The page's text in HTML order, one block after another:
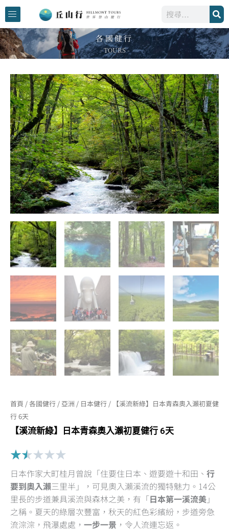
跳
至
主
要
內
搜
各國健行
- TOURS -
首頁 /各國健行 / 亞洲 / 日本健行 / 【溪流新綠】日本青森奧入瀨初夏健
行 6天
【溪流新綠】日本青森奧入瀨初夏健行 6天
★★★★★
out
of
5
日本作家大町桂月曾說「住要住日本、遊要遊十和田、 行
要到奧入瀨三里半」，可見奧入瀨溪流的獨特魅力。14公
里長的步道兼具溪流與森林之美，有「日本第一溪流美」
之稱。夏天的綠層次豐富，秋天的紅色彩繽紛，步道旁急
流淙淙，飛瀑處處， 一步一景 ，令人流連忘返。